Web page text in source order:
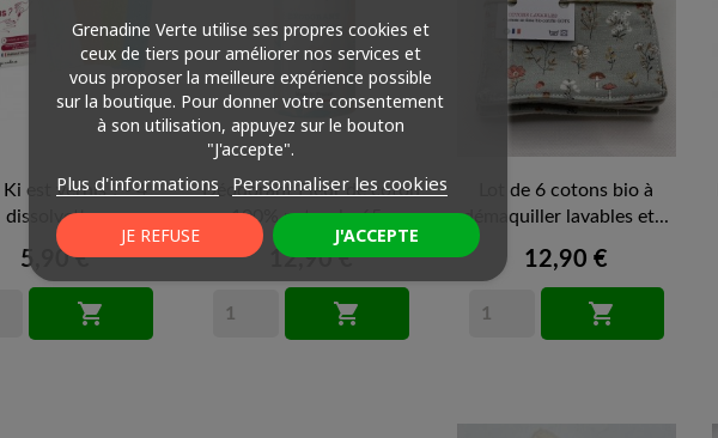
est vernis ? - 4
dissolvettes
5,90 €

Déodorant Fleur de coton
100% naturel - 65g
12,90 €

Lot de 6 cotons bio à
démaquiller lavables et...
12,90 €

Grenadine Verte utilise ses propres cookies et
ceux de tiers pour améliorer nos services et
vous proposer la meilleure expérience possible
sur la boutique. Pour donner votre consentement
à son utilisation, appuyez sur le bouton
"J'accepte".
Plus d'informations Personnaliser les cookies
JE REFUSE J'ACCEPTE